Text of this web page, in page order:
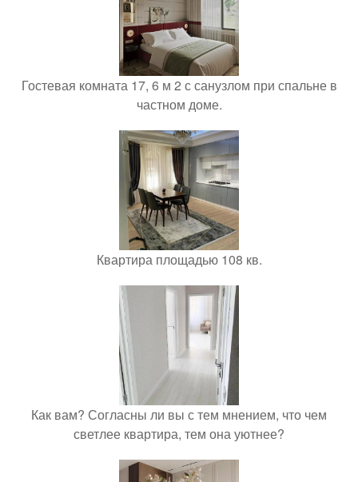
Гостевая комната 17, 6 м 2 с санузлом при спальне в
частном доме.
Квартира площадью 108 кв.
Как вам? Согласны ли вы с тем мнением, что чем
светлее квартира, тем она уютнее?